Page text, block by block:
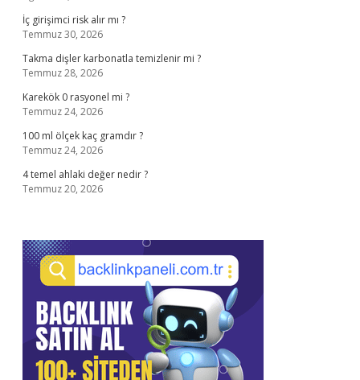
İç girişimci risk alır mı ?
Temmuz 30, 2026
Takma dişler karbonatla temizlenir mi ?
Temmuz 28, 2026
Karekök 0 rasyonel mi ?
Temmuz 24, 2026
100 ml ölçek kaç gramdır ?
Temmuz 24, 2026
4 temel ahlaki değer nedir ?
Temmuz 20, 2026